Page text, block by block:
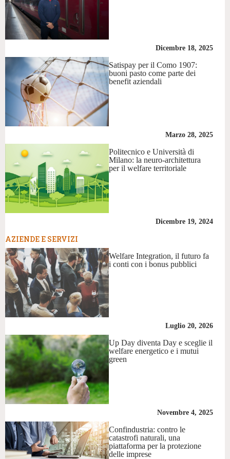
Dicembre 18, 2025
Satispay per il Como 1907:
buoni pasto come parte dei
benefit aziendali
Marzo 28, 2025
Politecnico e Università di
Milano: la neuro-architettura
per il welfare territoriale
Dicembre 19, 2024
AZIENDE E SERVIZI
Welfare Integration, il futuro fa
i conti con i bonus pubblici
Luglio 20, 2026
Up Day diventa Day e sceglie il
welfare energetico e i mutui
green
Novembre 4, 2025
Confindustria: contro le
catastrofi naturali, una
piattaforma per la protezione
delle imprese